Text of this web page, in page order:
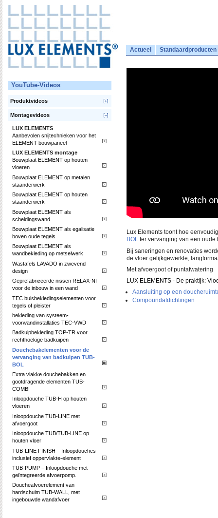
Actueel Standaardproducten
YouTube-Videos
Produktvideos
Montagevideos
LUX ELEMENTS
Aanbevolen snijtechnieken voor het
ELEMENT-bouwpaneel
LUX ELEMENTS montage
Bouwplaat ELEMENT op houten
vloeren
Bouwplaat ELEMENT op metalen
staanderwerk
Bouwplaat ELEMENT op houten
staanderwerk
Bouwplaat ELEMENT als
scheidingswand
Bouwplaat ELEMENT als egalisatie
boven oude tegels
Bouwplaat ELEMENT als
wandbekleding op metselwerk
Wastafels LAVADO in zwevend
design
Geprefabriceerde nissen RELAX-NI
voor de inbouw in een wand
TEC buisbekledingselementen voor
tegels of pleister
bekleding van systeem-
voorwandinstallaties TEC-VWD
Badkuipbekleding TOP-TR voor
rechthoekige badkuipen
Douchebakelementen voor de
vervanging van badkuipen TUB-
BOL
Extra vlakke douchebakken en
gootdragende elementen TUB-
COMBI
Inloopdouche TUB-H op houten
vloeren
Inloopdouche TUB-LINE met
afvoergoot
Inloopdouche TUB/TUB-LINE op
houten vloer
TUB-LINE FINISH − Inloopdouches
inclusief oppervlakte-element
TUB-PUMP − Inloopdouche met
geïntegreerde afvoerpomp.
Doucheafvoerelement van
hardschuim TUB-WALL, met
ingebouwde wandafvoer
Lux Elements toont hoe
BOL
ter vervanging van een oude
Bij saneringen en renovaties
de vloer gelijkgewerkte,
Met afvoergoot of puntafwatering
LUX ELEMENTS - De praktijk:
Aansluiting op een
Compoundafdichtingen